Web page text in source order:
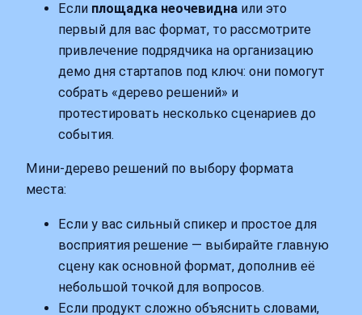
Если площадка неочевидна или это
первый для вас формат, то рассмотрите
привлечение подрядчика на организацию
демо дня стартапов под ключ: они помогут
собрать «дерево решений» и
протестировать несколько сценариев до
события.
Мини-дерево решений по выбору формата
места:
Если у вас сильный спикер и простое для
восприятия решение — выбирайте главную
сцену как основной формат, дополнив её
небольшой точкой для вопросов.
Если продукт сложно объяснить словами,